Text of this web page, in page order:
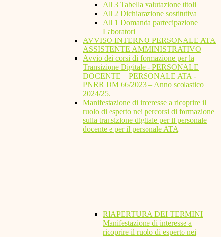
All 3 Tabella valutazione titoli
All 2 Dichiarazione sostitutiva
All 1 Domanda partecipazione
Laboratori
AVVISO INTERNO PERSONALE ATA
ASSISTENTE AMMINISTRATIVO
Avvio dei corsi di formazione per la
Transizione Digitale - PERSONALE
DOCENTE – PERSONALE ATA -
PNRR DM 66/2023 – Anno scolastico
2024/25.
Manifestazione di interesse a ricoprire il
ruolo di esperto nei percorsi di formazione
sulla transizione digitale per il personale
docente e per il personale ATA
RIAPERTURA DEI TERMINI
Manifestazione di interesse a
ricoprire il ruolo di esperto nei